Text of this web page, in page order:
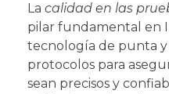
La calidad en las
pilar fundamental en
tecnología de punta y
protocolos para
sean precisos y